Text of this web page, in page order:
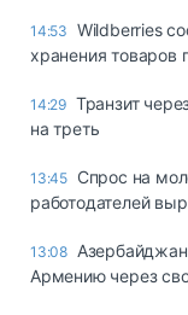
14:53 Wildberries
хранения товаров
14:29 Транзит
на треть
13:45 Спрос на
работодателей
13:08 Азербайджан
Армению через